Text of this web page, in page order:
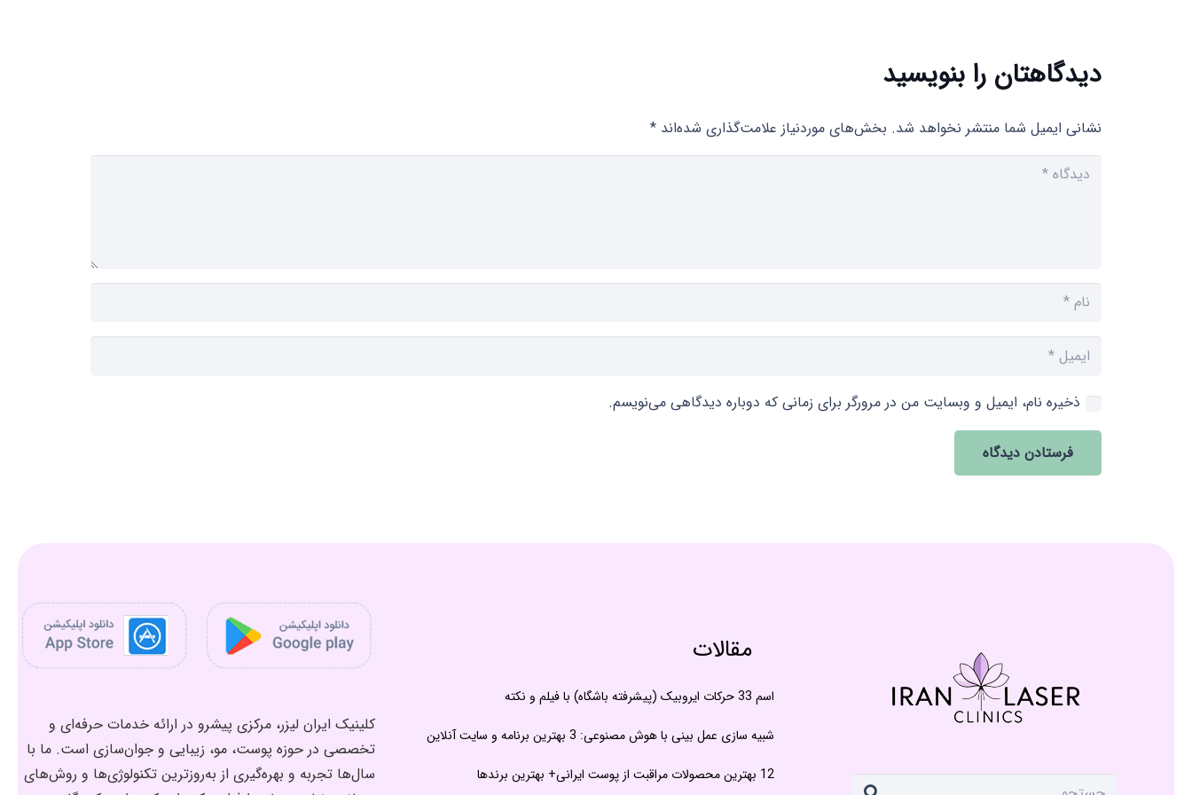
دیدگاهتان را بنویسید
نشانی ایمیل شما منتشر نخواهد شد. بخش‌های موردنیاز علامت‌گذاری شده‌اند *
ذخیره نام، ایمیل و وبسایت من در مرورگر برای زمانی که دوباره دیدگاهی می‌نویسم.
فرستادن دیدگاه
مقالات
اسم 33 حرکات ایروبیک (پیشرفته باشگاه) با فیلم و نکته
شبیه سازی عمل بینی با هوش مصنوعی: 3 بهترین برنامه و سایت آنلاین
12 بهترین محصولات مراقبت از پوست ایرانی+ بهترین برندها
کلینیک ایران لیزر، مرکزی پیشرو در ارائه خدمات حرفه‌ای و
تخصصی در حوزه پوست، مو، زیبایی و جوان‌سازی است. ما با
سال‌ها تجربه و بهره‌گیری از به‌روزترین تکنولوژی‌ها و روش‌های